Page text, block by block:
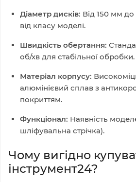
Діаметр дисків: Від 150 мм
від класу моделі.
Швидкість обертання:
об/хв для стабільної обробки.
Матеріал корпусу:
алюмінієвий сплав з
покриттям.
Функціонал: Наявність
шліфувальна стрічка).
Чому вигідно
інструмент24?